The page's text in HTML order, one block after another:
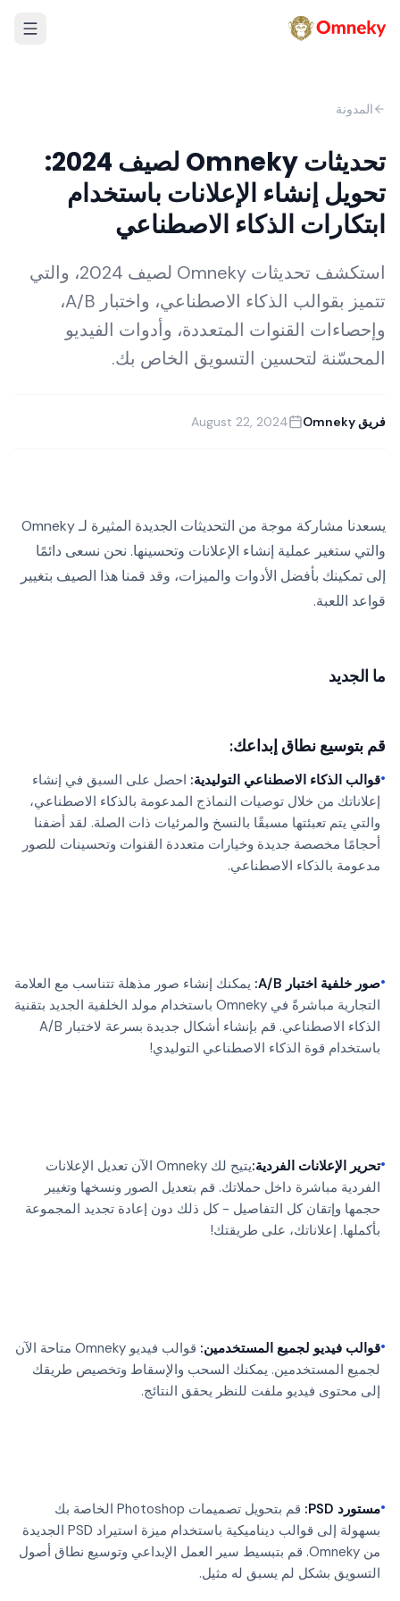
المدونة
تحديثات Omneky لصيف 2024:
تحويل إنشاء الإعلانات باستخدام
ابتكارات الذكاء الاصطناعي
استكشف تحديثات Omneky لصيف 2024، والتي
تتميز بقوالب الذكاء الاصطناعي، واختبار A/B،
وإحصاءات القنوات المتعددة، وأدوات الفيديو
المحسّنة لتحسين التسويق الخاص بك.
فريق Omneky August 22, 2024
يسعدنا مشاركة موجة من التحديثات الجديدة المثيرة لـ Omneky
والتي ستغير عملية إنشاء الإعلانات وتحسينها. نحن نسعى دائمًا
إلى تمكينك بأفضل الأدوات والميزات، وقد قمنا هذا الصيف بتغيير
قواعد اللعبة.
ما الجديد
قم بتوسيع نطاق إبداعك:
•قوالب الذكاء الاصطناعي التوليدية: احصل على السبق في إنشاء
إعلاناتك من خلال توصيات النماذج المدعومة بالذكاء الاصطناعي،
والتي يتم تعبئتها مسبقًا بالنسخ والمرئيات ذات الصلة. لقد أضفنا
أحجامًا مخصصة جديدة وخيارات متعددة القنوات وتحسينات للصور
مدعومة بالذكاء الاصطناعي.
•صور خلفية اختبار A/B:
يمكنك إنشاء صور مذهلة تتناسب مع العلامة
التجارية مباشرةً في Omneky باستخدام مولد الخلفية الجديد بتقنية
الذكاء الاصطناعي. قم بإنشاء أشكال جديدة بسرعة لاختبار A/B
باستخدام قوة الذكاء الاصطناعي التوليدي!
•تحرير الإعلانات الفردية:
يتيح لك Omneky الآن تعديل الإعلانات
الفردية مباشرة داخل حملاتك. قم بتعديل الصور ونسخها وتغيير
حجمها وإتقان كل التفاصيل - كل ذلك دون إعادة تجديد المجموعة
بأكملها. إعلاناتك، على طريقتك!
•قوالب فيديو لجميع المستخدمين:
قوالب فيديو Omneky متاحة الآن
لجميع المستخدمين. يمكنك السحب والإسقاط وتخصيص طريقك
إلى محتوى فيديو ملفت للنظر يحقق النتائج.
•مستورد PSD:
قم بتحويل تصميمات Photoshop الخاصة بك
بسهولة إلى قوالب ديناميكية باستخدام ميزة استيراد PSD الجديدة
من Omneky. قم بتبسيط سير العمل الإبداعي وتوسيع نطاق أصول
التسويق بشكل لم يسبق له مثيل.